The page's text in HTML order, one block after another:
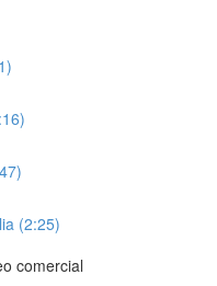
(2:25)
comercial